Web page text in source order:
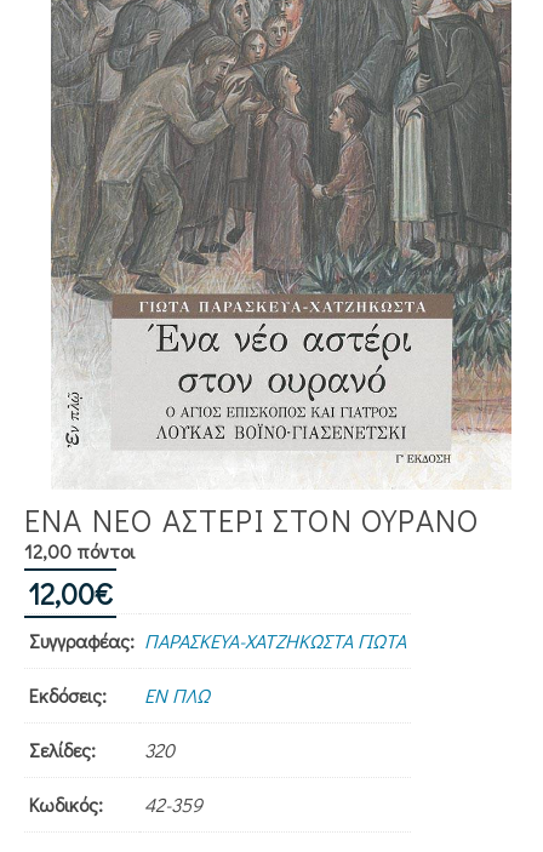
ΕΝΑ ΝΕΟ ΑΣΤΕΡΙ ΣΤΟΝ ΟΥΡΑΝΟ
12,00 πόντοι
12,00€
Συγγραφέας: ΠΑΡΑΣΚΕΥΑ-ΧΑΤΖΗΚΩΣΤΑ ΓΙΩΤΑ
Εκδόσεις: ΕΝ ΠΛΩ
Σελίδες: 320
Κωδικός: 42-359